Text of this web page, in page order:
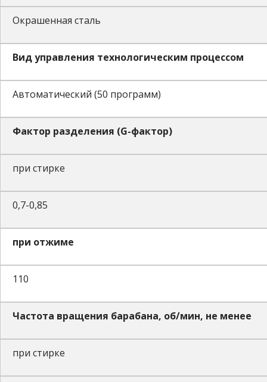
Окрашенная сталь
Вид управления технологическим процессом
Автоматический (50 программ)
Фактор разделения (G-фактор)
при стирке
0,7-0,85
при отжиме
110
Частота вращения барабана, об/мин, не менее
при стирке